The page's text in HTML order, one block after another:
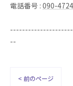
電話番号 : 090-
--
< 前のページ